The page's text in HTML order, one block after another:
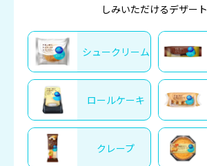
しみいただけるデザート
シュークリーム
ロールケーキ
クレープ